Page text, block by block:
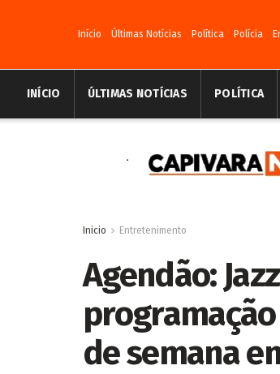
Início Últimas Notícias Política Polícia
INÍCIO ÚLTIMAS NOTÍCIAS POLÍTICA
Inicio Entretenimento
Agendão:
de semana